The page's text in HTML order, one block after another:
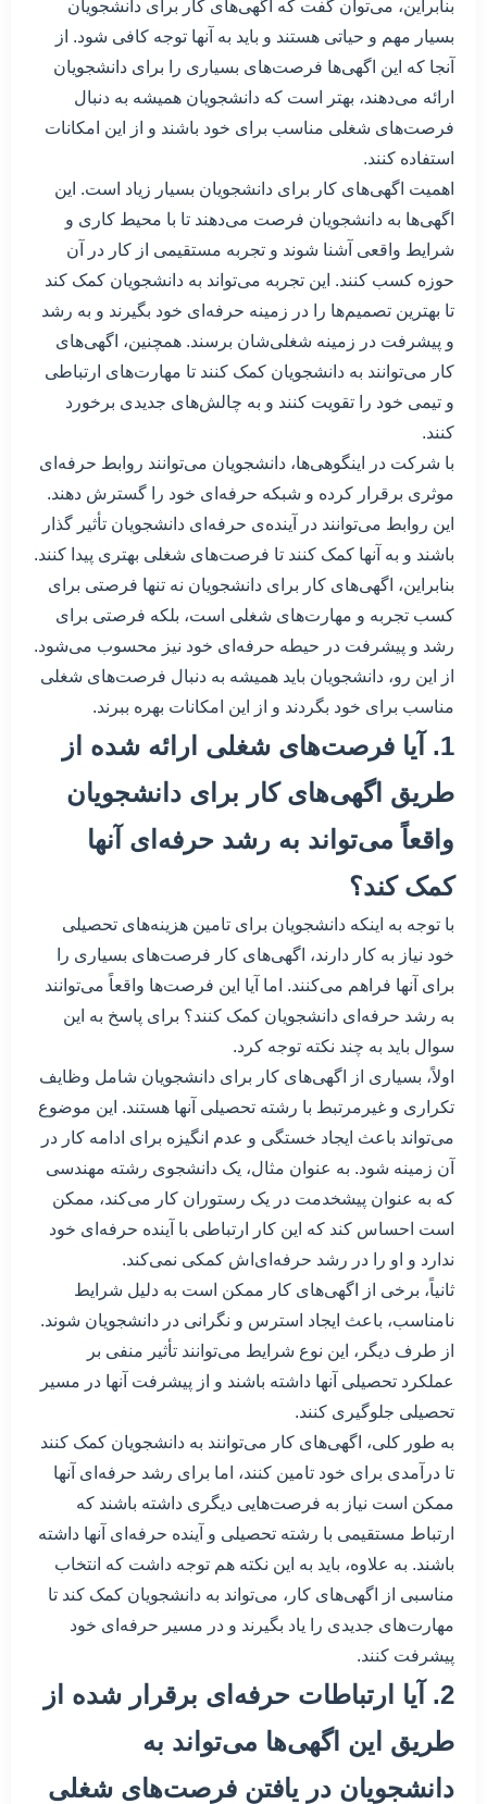
بنابراین، می‌توان گفت که اگهی‌های کار برای دانشجویان
بسیار مهم و حیاتی هستند و باید به آنها توجه کافی شود. از
آنجا که این اگهی‌ها فرصت‌های بسیاری را برای دانشجویان
ارائه می‌دهند، بهتر است که دانشجویان همیشه به دنبال
فرصت‌های شغلی مناسب برای خود باشند و از این امکانات
استفاده کنند.
اهمیت اگهی‌های کار برای دانشجویان بسیار زیاد است. این
اگهی‌ها به دانشجویان فرصت می‌دهند تا با محیط کاری و
شرایط واقعی آشنا شوند و تجربه مستقیمی از کار در آن
حوزه کسب کنند. این تجربه می‌تواند به دانشجویان کمک کند
تا بهترین تصمیم‌ها را در زمینه حرفه‌ای خود بگیرند و به رشد
و پیشرفت در زمینه شغلی‌شان برسند. همچنین، اگهی‌های
کار می‌توانند به دانشجویان کمک کنند تا مهارت‌های ارتباطی
و تیمی خود را تقویت کنند و به چالش‌های جدیدی برخورد
کنند.
با شرکت در اینگوهی‌ها، دانشجویان می‌توانند روابط حرفه‌ای
موثری برقرار کرده و شبکه حرفه‌ای خود را گسترش دهند.
این روابط می‌توانند در آینده‌ی حرفه‌ای دانشجویان تأثیر گذار
باشند و به آنها کمک کنند تا فرصت‌های شغلی بهتری پیدا کنند.
بنابراین، اگهی‌های کار برای دانشجویان نه تنها فرصتی برای
کسب تجربه و مهارت‌های شغلی است، بلکه فرصتی برای
رشد و پیشرفت در حیطه حرفه‌ای خود نیز محسوب می‌شود.
از این رو، دانشجویان باید همیشه به دنبال فرصت‌های شغلی
مناسب برای خود بگردند و از این امکانات بهره ببرند.
1. آیا فرصت‌های شغلی ارائه شده از
طریق اگهی‌های کار برای دانشجویان
واقعاً می‌تواند به رشد حرفه‌ای آنها
کمک کند؟
با توجه به اینکه دانشجویان برای تامین هزینه‌های تحصیلی
خود نیاز به کار دارند، اگهی‌های کار فرصت‌های بسیاری را
برای آنها فراهم می‌کنند. اما آیا این فرصت‌ها واقعاً می‌توانند
به رشد حرفه‌ای دانشجویان کمک کنند؟ برای پاسخ به این
سوال باید به چند نکته توجه کرد.
اولاً، بسیاری از اگهی‌های کار برای دانشجویان شامل وظایف
تکراری و غیرمرتبط با رشته تحصیلی آنها هستند. این موضوع
می‌تواند باعث ایجاد خستگی و عدم انگیزه برای ادامه کار در
آن زمینه شود. به عنوان مثال، یک دانشجوی رشته مهندسی
که به عنوان پیشخدمت در یک رستوران کار می‌کند، ممکن
است احساس کند که این کار ارتباطی با آینده حرفه‌ای خود
ندارد و او را در رشد حرفه‌ای‌اش کمکی نمی‌کند.
ثانیاً، برخی از اگهی‌های کار ممکن است به دلیل شرایط
نامناسب، باعث ایجاد استرس و نگرانی در دانشجویان شوند.
از طرف دیگر، این نوع شرایط می‌توانند تأثیر منفی بر
عملکرد تحصیلی آنها داشته باشند و از پیشرفت آنها در مسیر
تحصیلی جلوگیری کنند.
به طور کلی، اگهی‌های کار می‌توانند به دانشجویان کمک کنند
تا درآمدی برای خود تامین کنند، اما برای رشد حرفه‌ای آنها
ممکن است نیاز به فرصت‌هایی دیگری داشته باشند که
ارتباط مستقیمی با رشته تحصیلی و آینده حرفه‌ای آنها داشته
باشند. به علاوه، باید به این نکته هم توجه داشت که انتخاب
مناسبی از اگهی‌های کار، می‌تواند به دانشجویان کمک کند تا
مهارت‌های جدیدی را یاد بگیرند و در مسیر حرفه‌ای خود
پیشرفت کنند.
2. آیا ارتباطات حرفه‌ای برقرار شده از
طریق این اگهی‌ها می‌تواند به
دانشجویان در یافتن فرصت‌های شغلی